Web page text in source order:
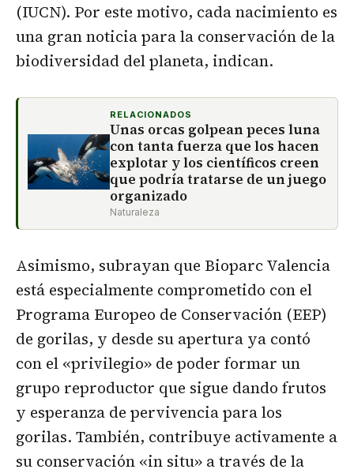
(IUCN). Por este motivo, cada nacimiento es
una gran noticia para la conservación de la
biodiversidad del planeta, indican.
RELACIONADOS
Unas orcas golpean peces luna
con tanta fuerza que los hacen
explotar y los científicos creen
que podría tratarse de un juego
organizado
Naturaleza
Asimismo, subrayan que Bioparc Valencia
está especialmente comprometido con el
Programa Europeo de Conservación (EEP)
de gorilas, y desde su apertura ya contó
con el «privilegio» de poder formar un
grupo reproductor que sigue dando frutos
y esperanza de pervivencia para los
gorilas. También, contribuye activamente a
su conservación «in situ» a través de la